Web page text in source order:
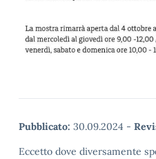
Pubblicato: 30.09.2024 -
Eccetto dove diversamente